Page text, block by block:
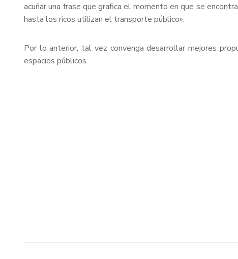
acuñar una frase que grafica el momento en que se
hasta los ricos utilizan el transporte público».
Por lo anterior, tal vez convenga desarrollar mejores
espacios públicos.